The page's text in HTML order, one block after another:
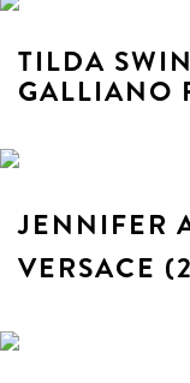
TILDA
GALLIANO
JENNIFER
VERSACE